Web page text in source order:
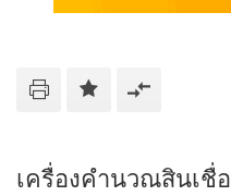
เครื่องคำนวณสินเชื่อ